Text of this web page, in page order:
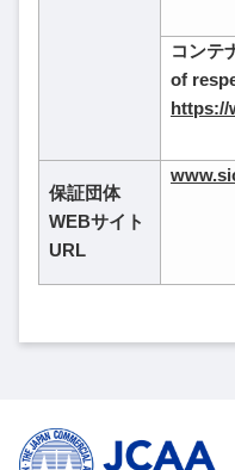
コンテ
of
https://
保証団体
WEBサイト
URL